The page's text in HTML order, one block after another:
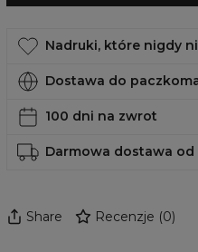
Nadruki, które nigdy
Dostawa do
100 dni na zwrot
Darmowa dostawa od
Share Recenzje (0)